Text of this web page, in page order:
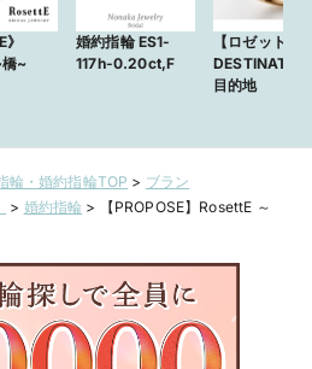
橋~
婚約指輪 ES1-
117h-0.20ct,F
【ロゼット】
目的地
輪・婚約指輪TOP > ブラン
> 婚約指輪 >
【PROPOSE】RosettE ～